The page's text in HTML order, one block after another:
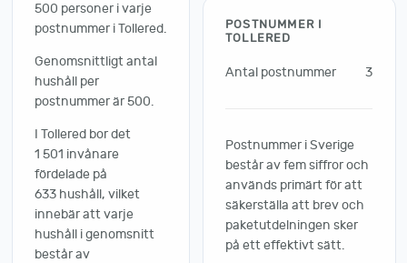
500 personer i varje
postnummer i Tollered.
Genomsnittligt antal
hushåll per
postnummer är 500.
I Tollered bor det
1 501 invånare
fördelade på
633 hushåll, vilket
innebär att varje
hushåll i genomsnitt
består av
POSTNUMMER I
TOLLERED
Antal postnummer 3
Postnummer i Sverige
består av fem siffror och
används primärt för att
säkerställa att brev och
paketutdelningen sker
på ett effektivt sätt.